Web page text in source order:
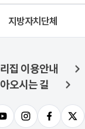
지방자치단체
집 이용안내
오시는 길